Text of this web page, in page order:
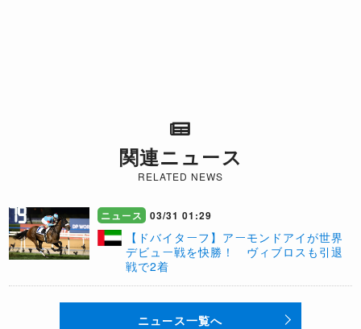
関連ニュース
RELATED NEWS
ニュース 03/31 01:29
【ドバイターフ】アーモンドアイが世界
デビュー戦を快勝！ ヴィブロスも引退
戦で2着
ニュース一覧へ